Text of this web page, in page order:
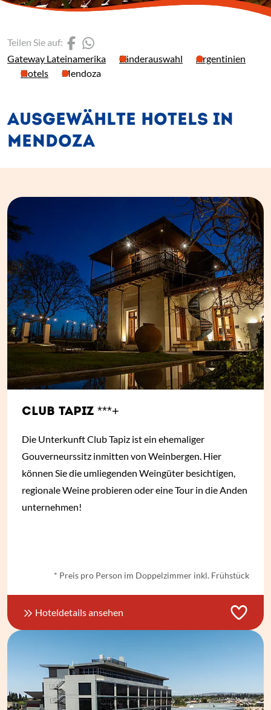
Gateway Lateinamerika Länderauswahl
Argentinien
Hotels
Mendoza
Teilen Sie auf: (Link öffnet einen neuen
AUSGEWÄHLTE HOTELS IN
MENDOZA
CLUB TAPIZ ***+
Die Unterkunft Club Tapiz ist ein ehemaliger
Gouverneurssitz inmitten von Weinbergen. Hier
können Sie die umliegenden Weingüter besichtigen,
regionale Weine probieren oder eine Tour in die Anden
unternehmen!
* Preis pro Person im Doppelzimmer inkl. Frühstück
Hoteldetails ansehen